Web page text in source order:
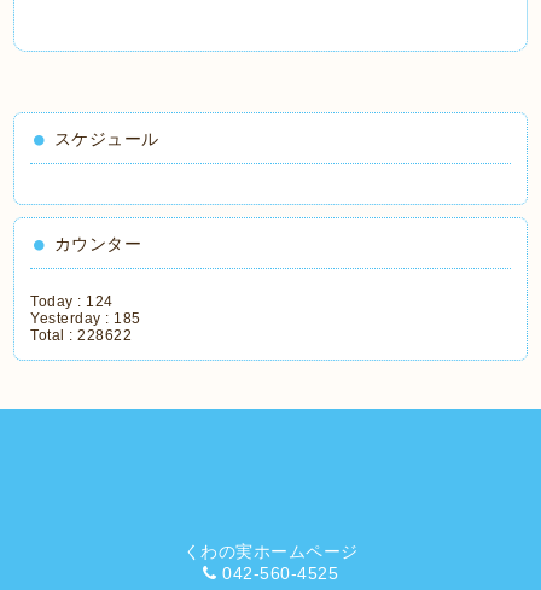
スケジュール
カウンター
Today : 124
Yesterday : 185
Total :228622
くわの実ホームページ
042-560-4525